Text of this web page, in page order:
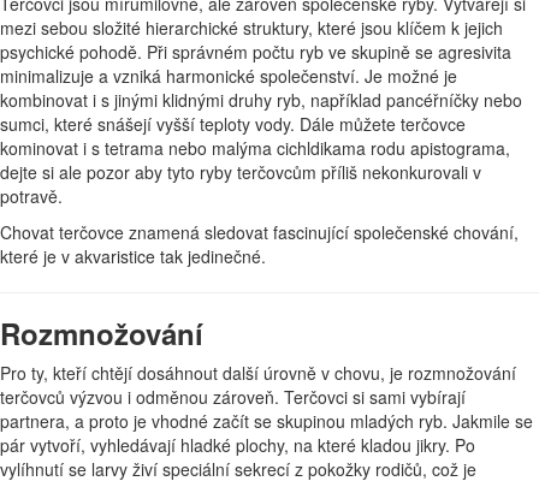
mezi sebou složité hierarchické struktury, které jsou klíčem k jejich
psychické pohodě. Při správném počtu ryb ve skupině se agresivita
minimalizuje a vzniká harmonické společenství. Je možné je
kombinovat i s jinými klidnými druhy ryb, například pancéřníčky nebo
sumci, které snášejí vyšší teploty vody. Dále můžete terčovce
kominovat i s tetrama nebo malýma cichldikama rodu apistograma,
dejte si ale pozor aby tyto ryby terčovcům příliš nekonkurovali v
potravě.
Chovat terčovce znamená sledovat fascinující společenské chování,
které je v akvaristice tak jedinečné.
Rozmnožování
Pro ty, kteří chtějí dosáhnout další úrovně v chovu, je rozmnožování
terčovců výzvou i odměnou zároveň. Terčovci si sami vybírají
partnera, a proto je vhodné začít se skupinou mladých ryb. Jakmile se
pár vytvoří, vyhledávají hladké plochy, na které kladou jikry. Po
vylíhnutí se larvy živí speciální sekrecí z pokožky rodičů, což je